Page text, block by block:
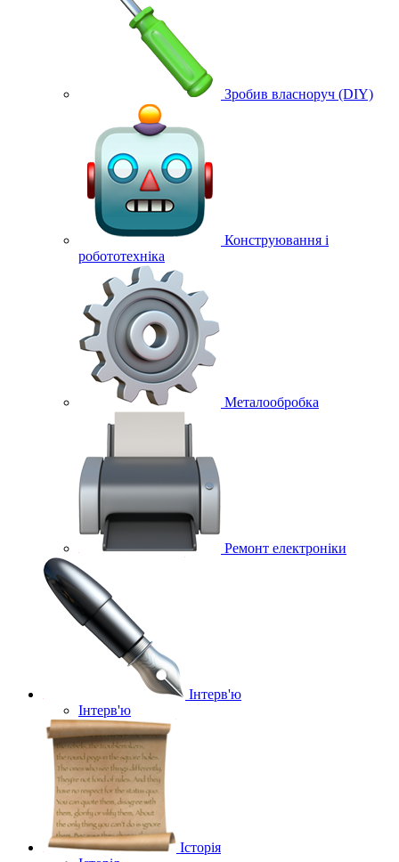
Зробив власноруч (DIY)
Конструювання і
робототехніка
Металообробка
Ремонт електроніки
Інтерв'ю
Інтерв'ю
Історія